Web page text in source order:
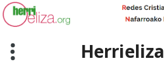
Skip
to
content
Herrieliza